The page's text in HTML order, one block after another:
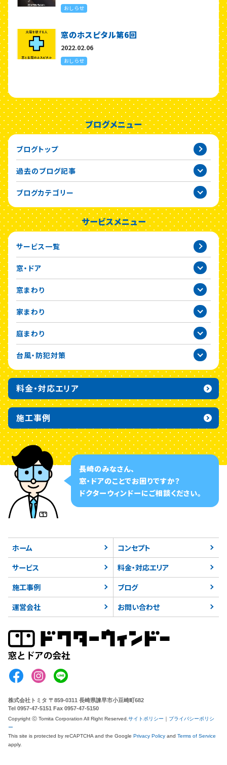
おしらせ
窓のホスピタル第6回
2022.02.06
おしらせ
ブログメニュー
ブログトップ
過去のブログ記事
2026年
2025年
2024年
2023年
2022年
2021年
ブログカテゴリー
サービスメニュー
サービス一覧
窓・ドア
窓まわり
家まわり
庭まわり
台風・防犯対策
料金・対応エリア
施工事例
長崎のみなさん、
窓・ドアのことでお困りですか？
ドクターウィンドーにご相談ください。
ホーム
コンセプト
サービス
料金・対応エリア
施工事例
ブログ
運営会社
お問い合わせ
株式会社トミタ 〒859-0311 長崎県諫早市小豆崎町682
Tel 0957-47-5151 Fax 0957-47-5150
Copyright ⓒ Tomita Corporation All Right Reserved. サイトポリシー ｜ プライバシーポリシ
ー
This site is protected by reCAPTCHA and the Google Privacy Policy and Terms of Service
apply.